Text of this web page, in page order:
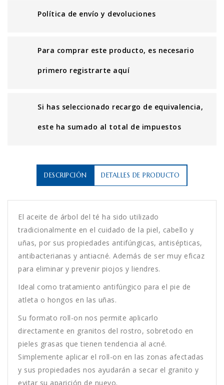
Política de envío y devoluciones
Para comprar este producto, es necesario
primero registrarte aquí
Si has seleccionado recargo de equivalencia,
este ha sumado al total de impuestos
DESCRIPCIÓN DETALLES DE PRODUCTO
El aceite de árbol del té ha sido utilizado
tradicionalmente en el cuidado de la piel, cabello y
uñas, por sus propiedades antifúngicas, antisépticas,
antibacterianas y antiacné. Además de ser muy eficaz
para eliminar y prevenir piojos y liendres.
Ideal como tratamiento antifúngico para el pie de
atleta o hongos en las uñas.
Su formato roll-on nos permite aplicarlo
directamente en granitos del rostro, sobretodo en
pieles grasas que tienen tendencia al acné.
Simplemente aplicar el roll-on en las zonas afectadas
y sus propiedades nos ayudarán a secar el granito y
evitar su aparición de nuevo.